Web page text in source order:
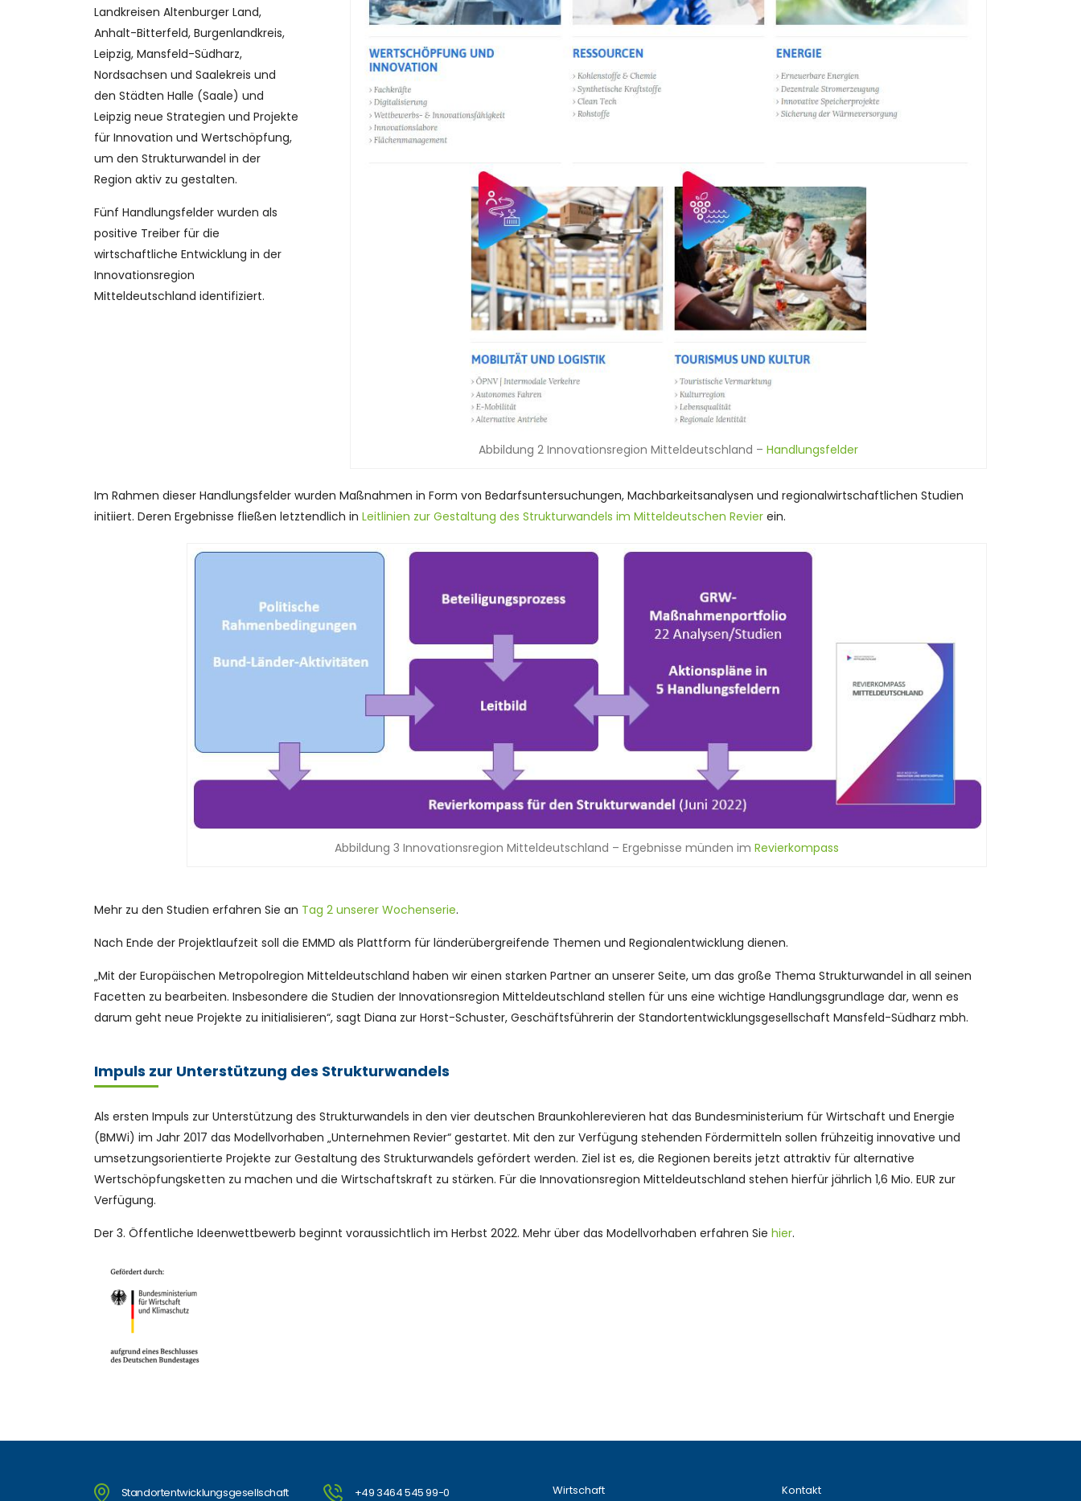
Landkreisen Altenburger Land,
Anhalt-Bitterfeld, Burgenlandkreis,
Leipzig, Mansfeld-Südharz,
Nordsachsen und Saalekreis und
den Städten Halle (Saale) und
Leipzig neue Strategien und Projekte
für Innovation und Wertschöpfung,
um den Strukturwandel in der
Region aktiv zu gestalten.
Fünf Handlungsfelder wurden als
positive Treiber für die
wirtschaftliche Entwicklung in der
Innovationsregion
Mitteldeutschland identifiziert.
Abbildung 2 Innovationsregion Mitteldeutschland – Handlungsfelder
Im Rahmen dieser Handlungsfelder wurden Maßnahmen in Form von Bedarfsuntersuchungen, Machbarkeitsanalysen und regionalwirtschaftlichen Studien
initiiert. Deren Ergebnisse fließen letztendlich in Leitlinien zur Gestaltung des Strukturwandels im Mitteldeutschen Revier ein.
Abbildung 3 Innovationsregion Mitteldeutschland – Ergebnisse münden im Revierkompass
Mehr zu den Studien erfahren Sie an Tag 2 unserer Wochenserie.
Nach Ende der Projektlaufzeit soll die EMMD als Plattform für länderübergreifende Themen und Regionalentwicklung dienen.
„Mit der Europäischen Metropolregion Mitteldeutschland haben wir einen starken Partner an unserer Seite, um das große Thema Strukturwandel in all seinen
Facetten zu bearbeiten. Insbesondere die Studien der Innovationsregion Mitteldeutschland stellen für uns eine wichtige Handlungsgrundlage dar, wenn es
darum geht neue Projekte zu initialisieren“, sagt Diana zur Horst-Schuster, Geschäftsführerin der Standortentwicklungsgesellschaft Mansfeld-Südharz mbh.
Impuls zur Unterstützung des Strukturwandels
Als ersten Impuls zur Unterstützung des Strukturwandels in den vier deutschen Braunkohlerevieren hat das Bundesministerium für Wirtschaft und Energie
(BMWi) im Jahr 2017 das Modellvorhaben „Unternehmen Revier“ gestartet. Mit den zur Verfügung stehenden Fördermitteln sollen frühzeitig innovative und
umsetzungsorientierte Projekte zur Gestaltung des Strukturwandels gefördert werden. Ziel ist es, die Regionen bereits jetzt attraktiv für alternative
Wertschöpfungsketten zu machen und die Wirtschaftskraft zu stärken. Für die Innovationsregion Mitteldeutschland stehen hierfür jährlich 1,6 Mio. EUR zur
Verfügung.
Der 3. Öffentliche Ideenwettbewerb beginnt voraussichtlich im Herbst 2022. Mehr über das Modellvorhaben erfahren Sie hier.
Standortentwicklungsgesellschaft +49 3464 545 99-0 Wirtschaft Kontakt